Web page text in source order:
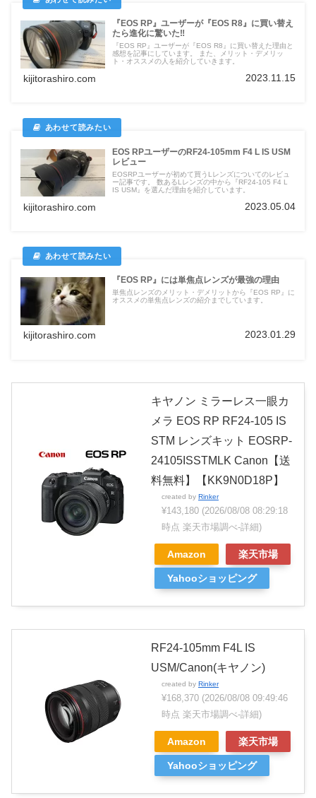
『EOS RP』ユーザーが『EOS R8』に買い替え
たら進化に驚いた‼
『EOS RP』ユーザーが『EOS R8』に買い替えた理由と
感想を記事にしています。 また、メリット・デメリッ
ト・オススメの人を紹介していきます。
kijitorashiro.com 2023.11.15
EOS RPユーザーのRF24-105mm F4 L IS USM
レビュー
EOSRPユーザーが初めて買うLレンズについてのレビュ
ー記事です。 数あるLレンズの中から『RF24-105 F4 L
IS USM』を選んだ理由を紹介しています。
kijitorashiro.com 2023.05.04
『EOS RP』には単焦点レンズが最強の理由
単焦点レンズのメリット・デメリットから『EOS RP』に
オススメの単焦点レンズの紹介までしています。
kijitorashiro.com 2023.01.29
キヤノン ミラーレス一眼カ
メラ EOS RP RF24-105 IS
STM レンズキット EOSRP-
24105ISSTMLK Canon【送
料無料】【KK9N0D18P】
created by Rinker
¥143,180 (2026/08/08 08:29:18
時点 楽天市場調べ-詳細)
Amazon 楽天市場
Yahooショッピング
RF24-105mm F4L IS
USM/Canon(キヤノン)
created by Rinker
¥168,370 (2026/08/08 09:49:46
時点 楽天市場調べ-詳細)
Amazon 楽天市場
Yahooショッピング